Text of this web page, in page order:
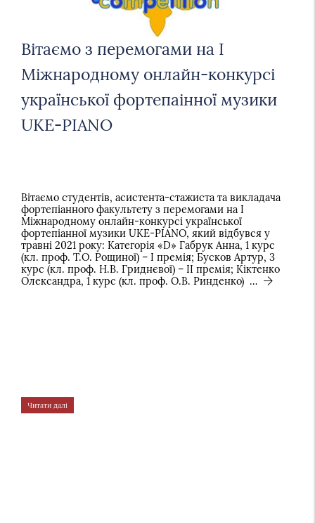
Вітаємо з перемогами на І
Міжнародному онлайн-конкурсі
української фортепаінної музики
UKE-PIANO
Вітаємо студентів, асистента-стажиста та викладача
фортепіанного факультету з перемогами на І
Міжнародному онлайн-конкурсі української
фортепіанної музики UKE-PIANO, який відбувся у
травні 2021 року: Категорія «D» Габрук Анна, 1 курс
(кл. проф. Т.О. Рощиної) – І премія; Бусков Артур, 3
курс (кл. проф. Н.В. Гриднєвої) – ІІ премія; Кіктенко
Олександра, 1 курс (кл. проф. О.В. Ринденко) …
Читати далі